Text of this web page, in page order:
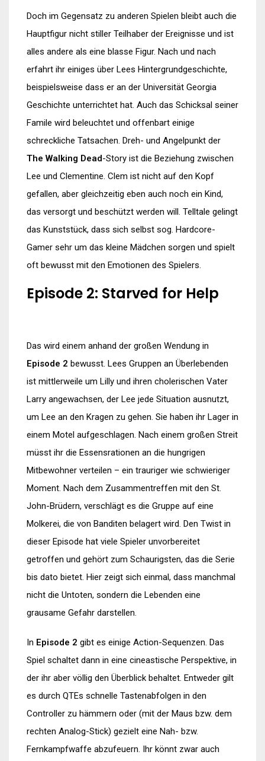
Doch im Gegensatz zu anderen Spielen bleibt auch die
Hauptfigur nicht stiller Teilhaber der Ereignisse und ist
alles andere als eine blasse Figur. Nach und nach
erfahrt ihr einiges über Lees Hintergrundgeschichte,
beispielsweise dass er an der Universität Georgia
Geschichte unterrichtet hat. Auch das Schicksal seiner
Famile wird beleuchtet und offenbart einige
schreckliche Tatsachen. Dreh- und Angelpunkt der
The Walking Dead-Story ist die Beziehung zwischen
Lee und Clementine. Clem ist nicht auf den Kopf
gefallen, aber gleichzeitig eben auch noch ein Kind,
das versorgt und beschützt werden will. Telltale gelingt
das Kunststück, dass sich selbst sog. Hardcore-
Gamer sehr um das kleine Mädchen sorgen und spielt
oft bewusst mit den Emotionen des Spielers.
Episode 2: Starved for Help
Das wird einem anhand der großen Wendung in
Episode 2 bewusst. Lees Gruppen an Überlebenden
ist mittlerweile um Lilly und ihren cholerischen Vater
Larry angewachsen, der Lee jede Situation ausnutzt,
um Lee an den Kragen zu gehen. Sie haben ihr Lager in
einem Motel aufgeschlagen. Nach einem großen Streit
müsst ihr die Essensrationen an die hungrigen
Mitbewohner verteilen – ein trauriger wie schwieriger
Moment. Nach dem Zusammentreffen mit den St.
John-Brüdern, verschlägt es die Gruppe auf eine
Molkerei, die von Banditen belagert wird. Den Twist in
dieser Episode hat viele Spieler unvorbereitet
getroffen und gehört zum Schaurigsten, das die Serie
bis dato bietet. Hier zeigt sich einmal, dass manchmal
nicht die Untoten, sondern die Lebenden eine
grausame Gefahr darstellen.
In Episode 2 gibt es einige Action-Sequenzen. Das
Spiel schaltet dann in eine cineastische Perspektive, in
der ihr aber völlig den Überblick behaltet. Entweder gilt
es durch QTEs schnelle Tastenabfolgen in den
Controller zu hämmern oder (mit der Maus bzw. dem
rechten Analog-Stick) gezielt eine Nah- bzw.
Fernkampfwaffe abzufeuern. Ihr könnt zwar auch